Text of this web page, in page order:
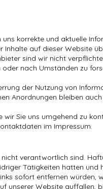
korrekte und aktuelle
Inhalte auf dieser Website
sind wir nicht
nach Umständen zu
der Nutzung von
Anordnungen bleiben
Sie uns umgehend zu
im Impressum.
verantwortlich sind.
Tätigkeiten hatten und
sofort entfernen würden,
unserer Website auffallen,